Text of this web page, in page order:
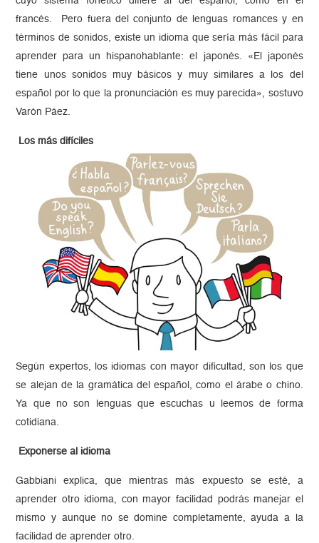
francés. Pero fuera del conjunto de lenguas romances y en
términos de sonidos, existe un idioma que sería más fácil para
aprender para un hispanohablante: el japonés. «El japonés
tiene unos sonidos muy básicos y muy similares a los del
español por lo que la pronunciación es muy parecida», sostuvo
Varón Páez.
Los más difíciles
Según expertos, los idiomas con mayor dificultad, son los que
se alejan de la gramática del español, como el árabe o chino.
Ya que no son lenguas que escuchas u leemos de forma
cotidiana.
Exponerse al idioma
Gabbiani explica, que mientras más expuesto se esté, a
aprender otro idioma, con mayor facilidad podrás manejar el
mismo y aunque no se domine completamente, ayuda a la
facilidad de aprender otro.